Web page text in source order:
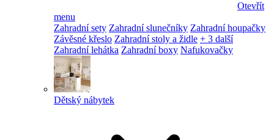
Otevřít
menu
Zahradní sety Zahradní slunečníky Zahradní houpačky
Závěsné křeslo Zahradní stoly a židle + 3 další
Zahradní lehátka Zahradní boxy Nafukovačky
Dětský nábytek